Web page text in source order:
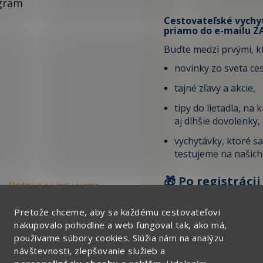
Pretože chceme, aby sa každému cestovateľovi
nakupovalo pohodlne a web fungoval tak, ako má,
používame súbory cookies. Slúžia nám na analýzu
návštevnosti, zlepšovanie služieb a
Sledovať na Instagrame
Cestovateľské
priamo do e-mailu
Buďte medzi prvými,
novinky zo sveta
tajné zľavy a akcie,
tipy do lietadla, na
aj dlhšie dovolenky,
vychytávky, ktoré
testujeme na
🎁 Po
objednávku.
Tu vyplňte svoj email: